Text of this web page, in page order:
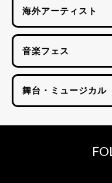
海外アーティスト
音楽フェス
舞台・ミュージカル